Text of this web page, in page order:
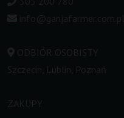
info@ganjafarmer.com.pl
ODBIÓR OSOBISTY
Szczecin, Lublin, Poznań
ZAKUPY